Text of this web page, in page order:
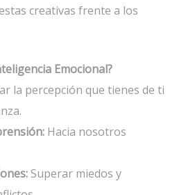
creativas frente a los
Emocional?
la percepción que tienes de ti
Hacia nosotros
Superar miedos y